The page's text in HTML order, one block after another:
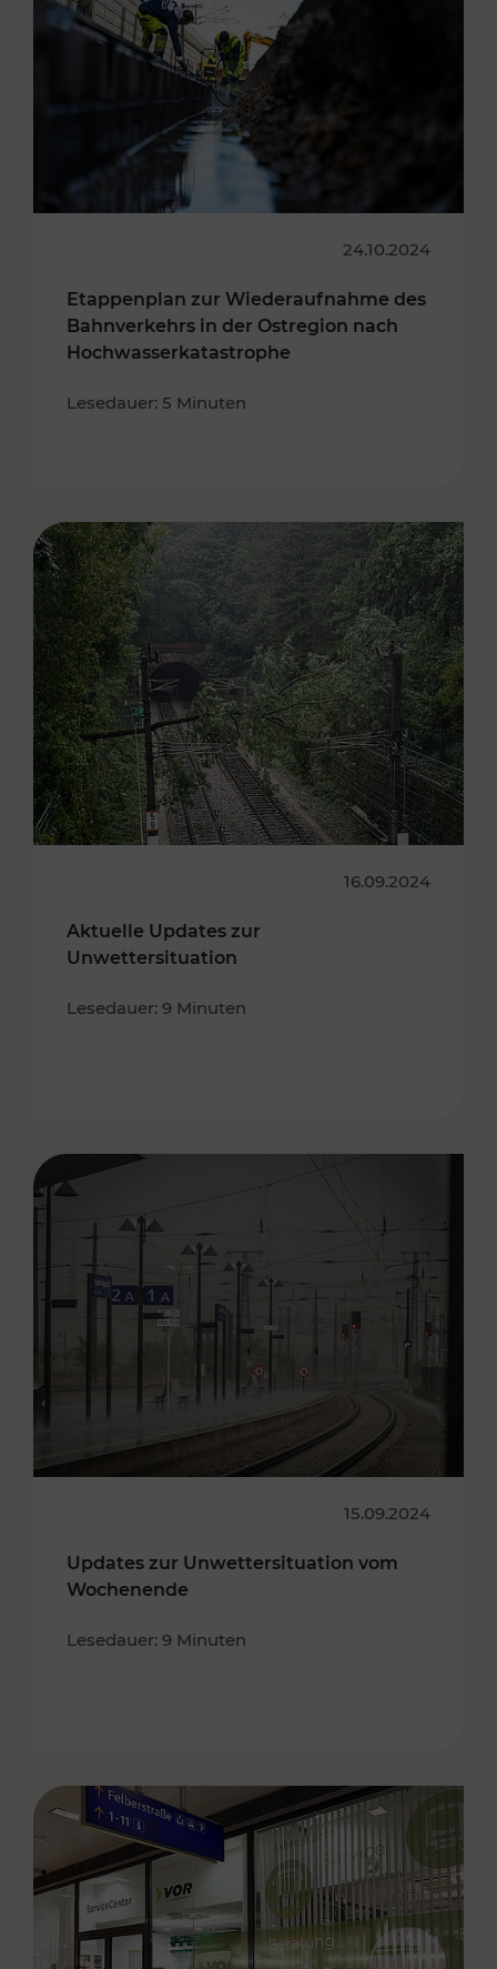
24.10.2024
Etappenplan zur Wiederaufnahme des
Bahnverkehrs in der Ostregion nach
Hochwasserkatastrophe
Lesedauer: 5 Minuten
16.09.2024
Aktuelle Updates zur
Unwettersituation
Lesedauer: 9 Minuten
15.09.2024
Updates zur Unwettersituation vom
Wochenende
Lesedauer: 9 Minuten